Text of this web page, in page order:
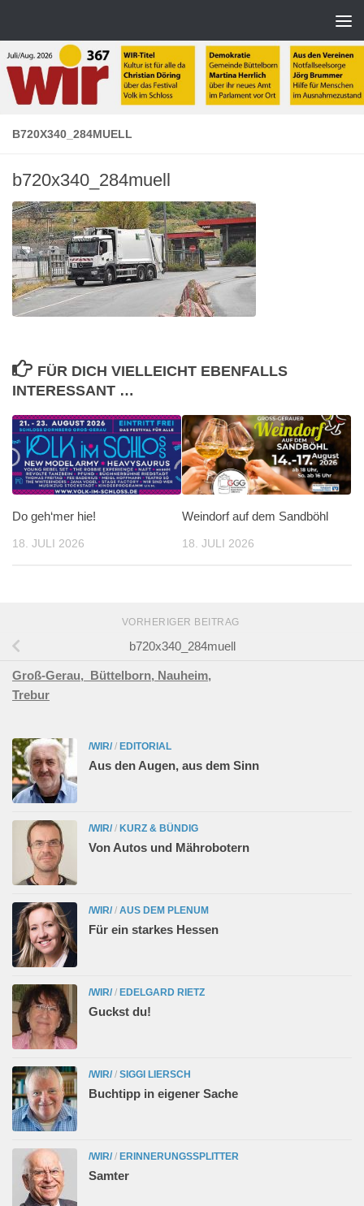
B720X340_284MUELL
b720x340_284muell
FÜR DICH VIELLEICHT EBENFALLS
INTERESSANT …
Do geh‘mer hie!
18. JULI 2026
Weindorf auf dem Sandböhl
18. JULI 2026
VORHERIGER BEITRAG
b720x340_284muell
Groß-Gerau, Büttelborn, Nauheim,
Trebur
/WIR/ / EDITORIAL
Aus den Augen, aus dem Sinn
/WIR/ / KURZ & BÜNDIG
Von Autos und Mährobotern
/WIR/ / AUS DEM PLENUM
Für ein starkes Hessen
/WIR/ / EDELGARD RIETZ
Guckst du!
/WIR/ / SIGGI LIERSCH
Buchtipp in eigener Sache
/WIR/ / ERINNERUNGSSPLITTER
Samter